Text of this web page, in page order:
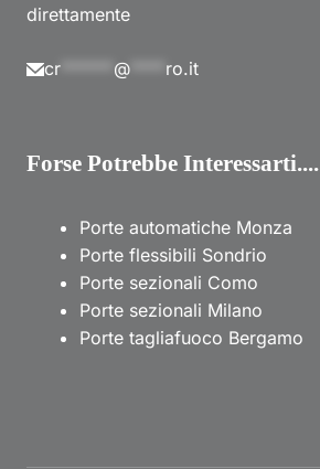
direttamente
cr @ ro.it
Forse Potrebbe Interessarti....
Porte automatiche Monza
Porte flessibili Sondrio
Porte sezionali Como
Porte sezionali Milano
Porte tagliafuoco Bergamo